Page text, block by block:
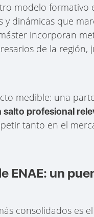
modelo formativo
dinámicas que
incorporan
de la
medible: una
salto profesional
tanto en el
ENAE: un
consolidados es el